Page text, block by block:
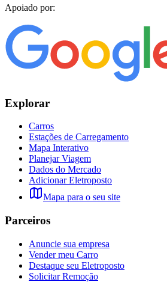
Apoiado por:
Explorar
Carros
Estações de Carregamento
Mapa Interativo
Planejar Viagem
Dados do Mercado
Adicionar Eletroposto
Mapa para o seu site
Parceiros
Anuncie sua empresa
Vender meu Carro
Destaque seu Eletroposto
Solicitar Remoção